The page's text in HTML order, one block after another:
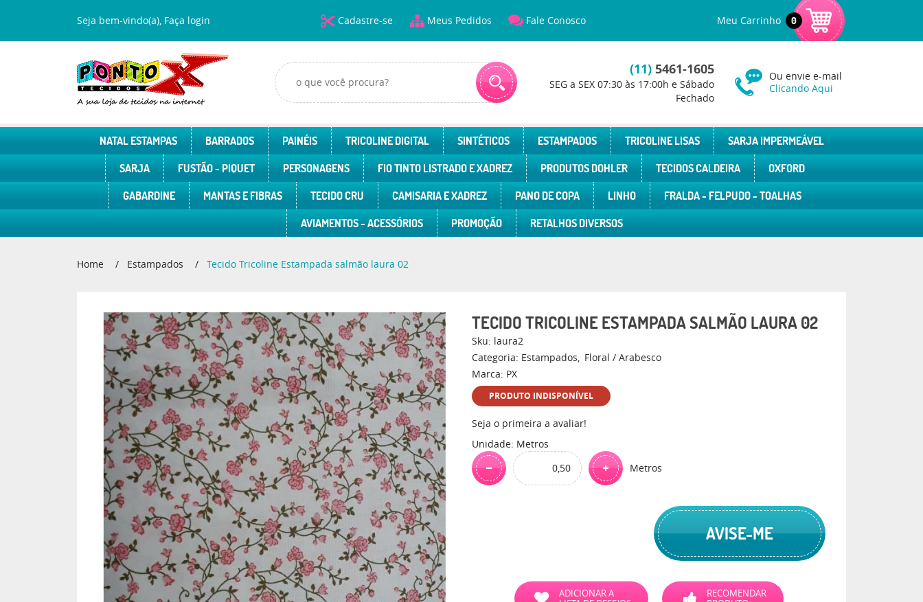
Seja bem-vindo(a), Faça login Cadastre-se Meus Pedidos Fale Conosco Meu Carrinho 0
(11) 5461-1605
SEG a SEX 07:30 às 17:00h e Sábado
Fechado
Ou envie e-mail
Clicando Aqui
NATAL ESTAMPAS BARRADOS PAINÉIS TRICOLINE DIGITAL SINTÉTICOS ESTAMPADOS TRICOLINE LISAS
SARJA IMPERMEÁVEL
SARJA
FUSTÃO - PIQUET PERSONAGENS FIO TINTO LISTRADO E XADREZ PRODUTOS DOHLER TECIDOS CALDEIRA
OXFORD
GABARDINE
MANTAS E FIBRAS TECIDO CRU CAMISARIA E XADREZ PANO DE COPA LINHO
FRALDA - FELPUDO - TOALHAS
AVIAMENTOS - ACESSÓRIOS
PROMOÇÃO RETALHOS DIVERSOS
Home Estampados Tecido Tricoline Estampada salmão laura 02
TECIDO TRICOLINE ESTAMPADA SALMÃO LAURA 02
Sku: laura2
Categoria: Estampados
Floral / Arabesco
Marca: PX
PRODUTO INDISPONÍVEL
Seja o primeira a avaliar!
Unidade: Metros
Metros
AVISE-ME
ADICIONAR A
RECOMENDAR